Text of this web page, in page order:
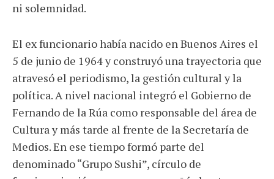
ni solemnidad.
El ex funcionario había nacido en Buenos Aires el
5 de junio de 1964 y construyó una trayectoria que
atravesó el periodismo, la gestión cultural y la
política. A nivel nacional integró el Gobierno de
Fernando de la Rúa como responsable del área de
Cultura y más tarde al frente de la Secretaría de
Medios. En ese tiempo formó parte del
denominado “Grupo Sushi”, círculo de